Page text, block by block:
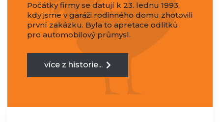
Počátky firmy se datují k 23. lednu 1993,
kdy jsme v garáži rodinného domu zhotovili
první zakázku. Byla to apretace odlitků
pro automobilový průmysl.
více z historie...